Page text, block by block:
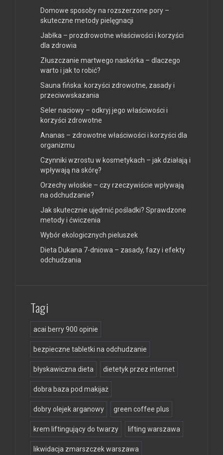
Domowe sposoby na rozszerzone pory –
skuteczne metody pielęgnacji
Jabłka – prozdrowotne właściwości i korzyści
dla zdrowia
Złuszczanie martwego naskórka – dlaczego
warto i jak to robić?
Sauna fińska: korzyści zdrowotne, zasady i
przeciwwskazania
Seler naciowy – odkryj jego właściwości i
korzyści zdrowotne
Ananas – zdrowotne właściwości i korzyści dla
organizmu
Czynniki wzrostu w kosmetykach – jak działają i
wpływają na skórę?
Orzechy włoskie – czy rzeczywiście wpływają
na odchudzanie?
Jak skutecznie ujędrnić pośladki? Sprawdzone
metody i ćwiczenia
Wybór ekologicznych pieluszek
Dieta Dukana 7-dniowa – zasady, fazy i efekty
odchudzania
Tagi
acai berry 900 opinie
bezpieczne tabletki na odchudzanie
błyskawiczna dieta dietetyk przez internet
dobra baza pod makijaż
dobry olejek arganowy green coffee plus
krem liftingujący do twarzy lifting warszawa
likwidacja zmarszczek warszawa